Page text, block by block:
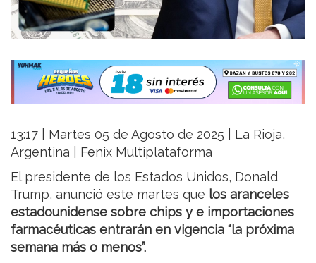
13:17 | Martes 05 de Agosto de 2025 | La Rioja,
Argentina | Fenix Multiplataforma
El presidente de los Estados Unidos, Donald
Trump, anunció este martes que los aranceles
estadounidense sobre chips y e importaciones
farmacéuticas entrarán en vigencia “la próxima
semana más o menos”.